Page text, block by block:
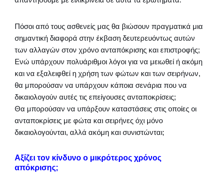
Πόσοι από τους ασθενείς μας θα βιώσουν πραγματικά μια
σημαντική διαφορά στην έκβαση δευτερευόντως αυτών
των αλλαγών στον χρόνο ανταπόκρισης και επιστροφής;
Ενώ υπάρχουν πολυάριθμοι λόγοι για να μειωθεί ή ακόμη
και να εξαλειφθεί η χρήση των φώτων και των σειρήνων,
θα μπορούσαν να υπάρχουν κάποια σενάρια που να
δικαιολογούν αυτές τις επείγουσες ανταποκρίσεις;
Θα μπορούσαν να υπάρξουν καταστάσεις στις οποίες οι
ανταποκρίσεις με φώτα και σειρήνες όχι μόνο
δικαιολογούνται, αλλά ακόμη και συνιστώνται;
Αξίζει τον κίνδυνο ο μικρότερος χρόνος
απόκρισης;